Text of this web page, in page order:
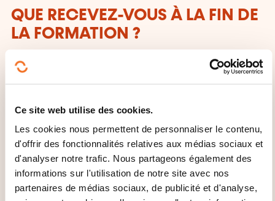
Ce site web utilise des cookies.
Les cookies nous permettent de personnaliser le contenu,
d'offrir des fonctionnalités relatives aux médias sociaux et
d'analyser notre trafic. Nous partageons également des
informations sur l'utilisation de notre site avec nos
partenaires de médias sociaux, de publicité et d'analyse,
QUE RECEVEZ-VOUS À LA FIN DE
LA FORMATION ?
Certificat OHC SKILLS
Comment contacter